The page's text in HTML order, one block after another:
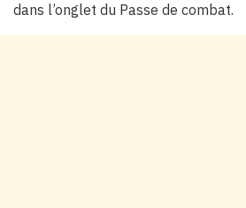
dans l’onglet du Passe de combat.